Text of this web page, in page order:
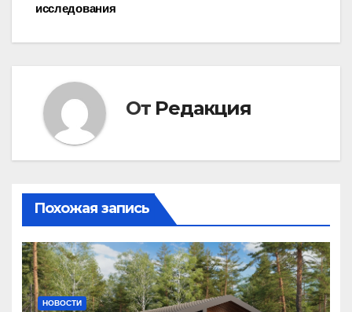
исследования
От Редакция
Похожая запись
НОВОСТИ